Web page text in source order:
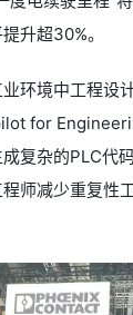
升超30%。
环境中工程设
for
复杂的PLC代
师减少重复性